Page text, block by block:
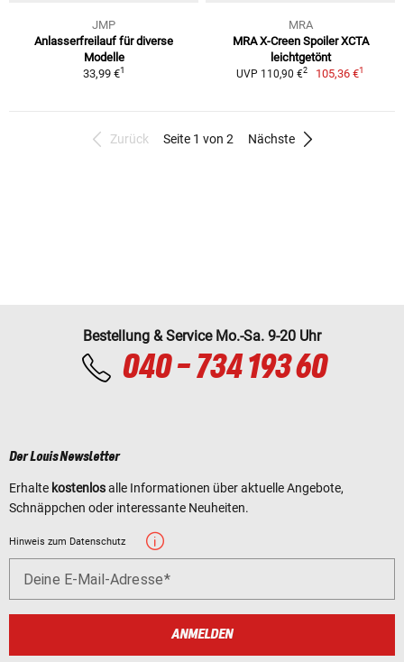
JMP
Anlasserfreilauf für diverse
Modelle
33,99 €1
MRA
MRA X-Creen Spoiler XCTA
leichtgetönt
UVP 110,90 €2 105,36 €1
Zurück Seite 1 von 2 Nächste
Bestellung & Service Mo.-Sa. 9-20 Uhr
040 - 734 193 60
Der Louis Newsletter
Erhalte kostenlosalle Informationen über aktuelle Angebote,
Schnäppchen oder interessante Neuheiten.
Hinweis zum Datenschutz
Deine E-Mail-Adresse
ANMELDEN